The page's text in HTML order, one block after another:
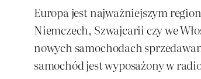
Europa jest najważniejszym
Niemczech, Szwajcarii czy we
nowych samochodach
samochód jest wyposażony w